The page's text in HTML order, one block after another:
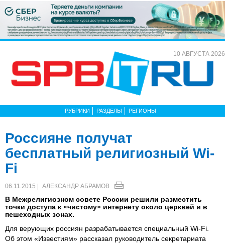
10 АВГУСТА 2026
РУБРИКИ РАЗДЕЛЫ РЕГИОНЫ
Россияне получат
бесплатный религиозный Wi-
Fi
06.11.2015 | АЛЕКСАНДР АБРАМОВ
В Межрелигиозном совете России решили разместить
точки доступа к «чистому» интернету около церквей и в
пешеходных зонах.
Для верующих россиян разрабатывается специальный Wi-Fi.
Об этом «Известиям» рассказал руководитель секретариата